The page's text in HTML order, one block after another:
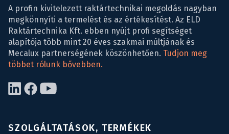
A profin kivitelezett raktártechnikai megoldás nagyban
megkönnyíti a termelést és az értékesítést. Az ELD
Raktártechnika Kft. ebben nyújt profi segítséget
alapítója több mint 20 éves szakmai múltjának és
Mecalux partnerségének köszönhetően. Tudjon meg
többet rólunk bővebben.
SZOLGÁLTATÁSOK, TERMÉKEK